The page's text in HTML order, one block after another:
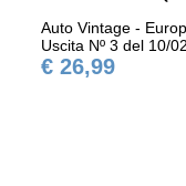
Auto Vintage -
Uscita Nº 3 del 10/
€ 26,99